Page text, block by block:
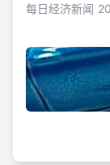
每日经济新闻